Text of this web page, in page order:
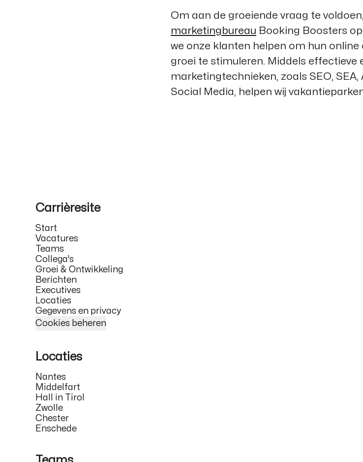
Om aan de groeiende vraag te
marketingbureau Booking Boosters
we onze klanten helpen om hun
groei te stimuleren. Middels effectieve
marketingtechnieken, zoals SEO,
Social Media, helpen wij
Carrièresite
Start
Vacatures
Teams
Collega's
Groei & Ontwikkeling
Berichten
Executives
Locaties
Gegevens en privacy
Cookies beheren
Locaties
Nantes
Middelfart
Hall in Tirol
Zwolle
Chester
Enschede